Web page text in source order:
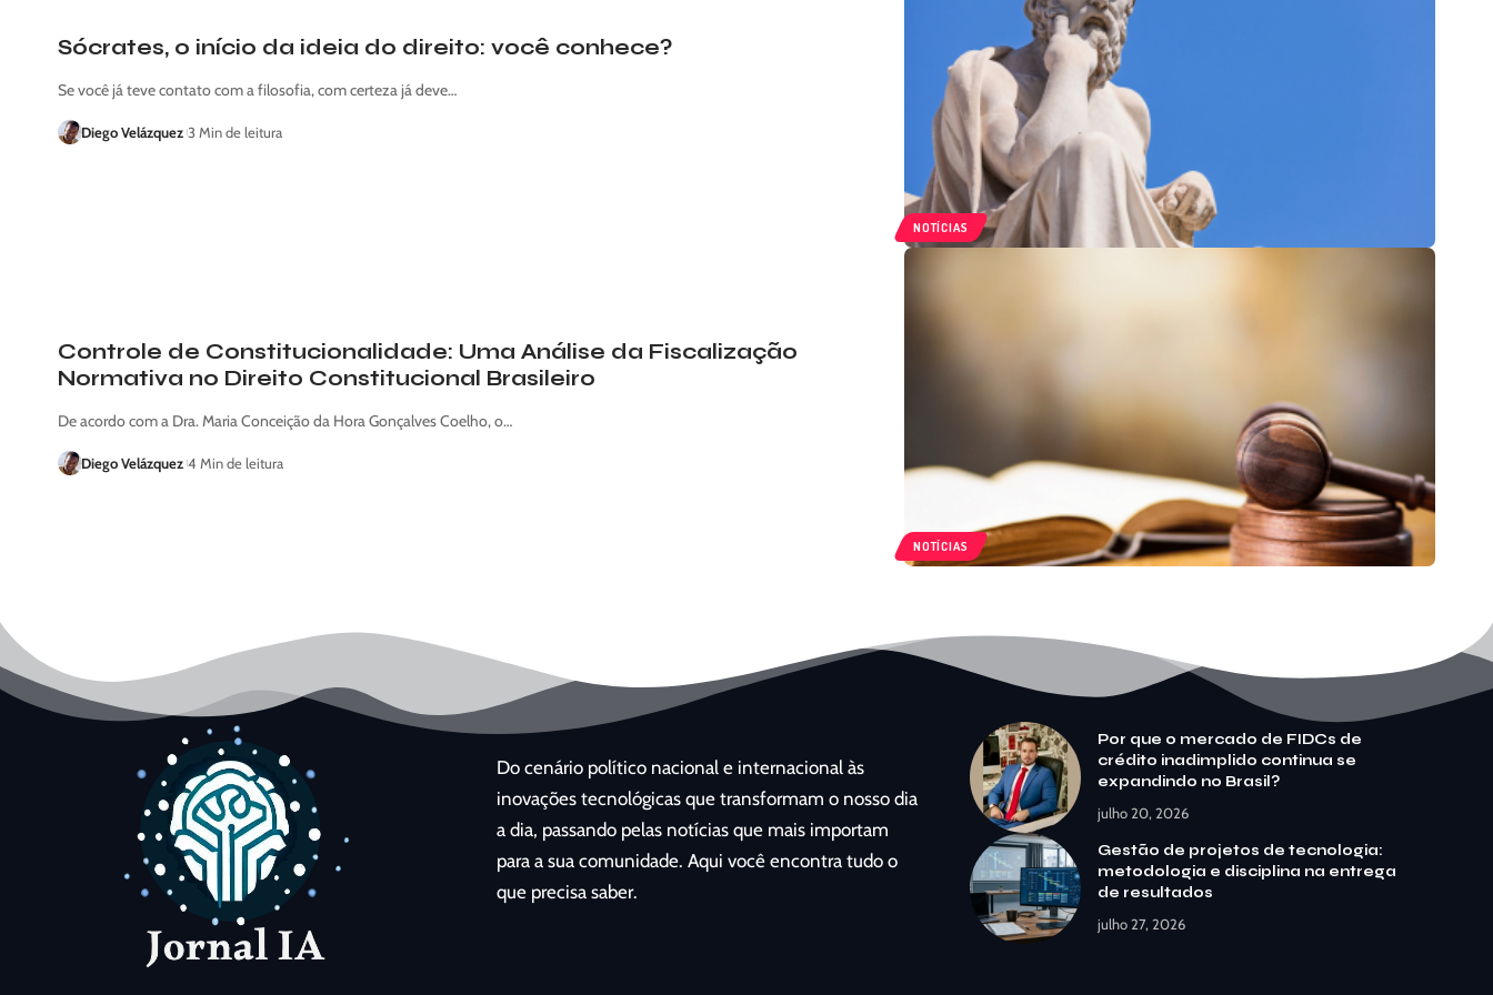
NOTÍCIAS
Sócrates, o início da ideia do direito: você conhece?
Se você já teve contato com a filosofia, com certeza já deve…
Diego Velázquez 3 Min de leitura
NOTÍCIAS
Controle de Constitucionalidade: Uma Análise da Fiscalização
Normativa no Direito Constitucional Brasileiro
De acordo com a Dra. Maria Conceição da Hora Gonçalves Coelho, o…
Diego Velázquez 4 Min de leitura
Do cenário político nacional e internacional às
inovações tecnológicas que transformam o nosso dia
a dia, passando pelas notícias que mais importam
para a sua comunidade. Aqui você encontra tudo o
que precisa saber.
Por que o mercado de FIDCs de
crédito inadimplido continua se
expandindo no Brasil?
julho 20, 2026
Gestão de projetos de tecnologia:
metodologia e disciplina na entrega
de resultados
julho 27, 2026